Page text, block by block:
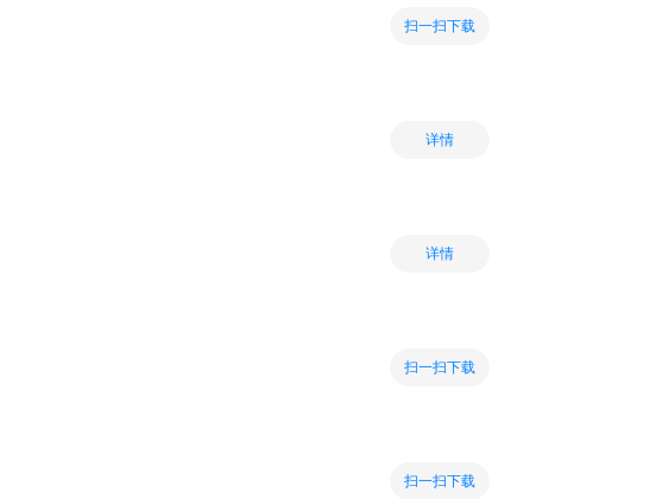
扫一扫下载
详情
详情
扫一扫下载
扫一扫下载